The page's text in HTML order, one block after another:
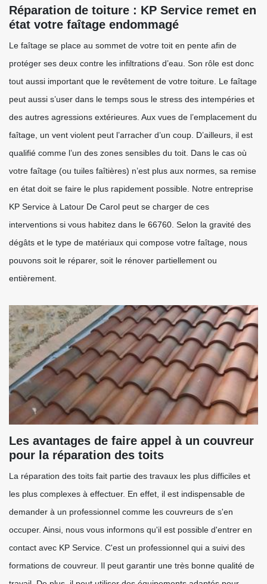
Réparation de toiture : KP Service remet en
état votre faîtage endommagé
Le faîtage se place au sommet de votre toit en pente afin de
protéger ses deux contre les infiltrations d’eau. Son rôle est donc
tout aussi important que le revêtement de votre toiture. Le faîtage
peut aussi s’user dans le temps sous le stress des intempéries et
des autres agressions extérieures. Aux vues de l’emplacement du
faîtage, un vent violent peut l’arracher d’un coup. D’ailleurs, il est
qualifié comme l’un des zones sensibles du toit. Dans le cas où
votre faîtage (ou tuiles faîtières) n’est plus aux normes, sa remise
en état doit se faire le plus rapidement possible. Notre entreprise
KP Service à Latour De Carol peut se charger de ces
interventions si vous habitez dans le 66760. Selon la gravité des
dégâts et le type de matériaux qui compose votre faîtage, nous
pouvons soit le réparer, soit le rénover partiellement ou
entièrement.
Les avantages de faire appel à un couvreur
pour la réparation des toits
La réparation des toits fait partie des travaux les plus difficiles et
les plus complexes à effectuer. En effet, il est indispensable de
demander à un professionnel comme les couvreurs de s'en
occuper. Ainsi, nous vous informons qu'il est possible d'entrer en
contact avec KP Service. C'est un professionnel qui a suivi des
formations de couvreur. Il peut garantir une très bonne qualité de